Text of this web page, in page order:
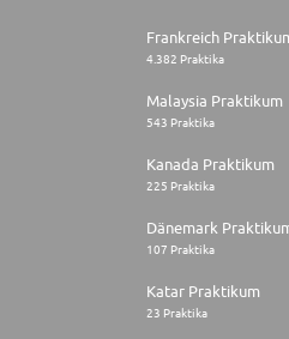
Frankreich
4.382 Praktika
Malaysia Praktikum
543 Praktika
Kanada Praktikum
225 Praktika
Dänemark
107 Praktika
Katar Praktikum
23 Praktika